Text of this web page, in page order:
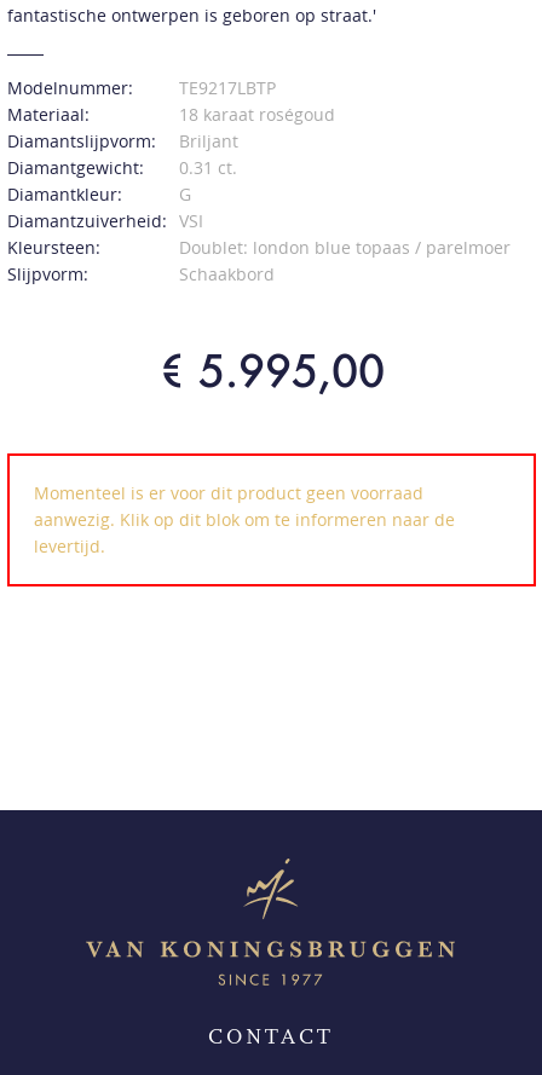
fantastische ontwerpen is geboren op straat.'
Modelnummer:
TE9217LBTP
Materiaal:
18 karaat roségoud
Diamantslijpvorm:
Briljant
Diamantgewicht:
0.31 ct.
Diamantkleur:
G
Diamantzuiverheid: VSI
Kleursteen:
Doublet: london blue topaas / parelmoer
Slijpvorm:
Schaakbord
€ 5.995,00
Momenteel is er voor dit product geen voorraad
aanwezig. Klik op dit blok om te informeren naar de
levertijd.
CONTACT